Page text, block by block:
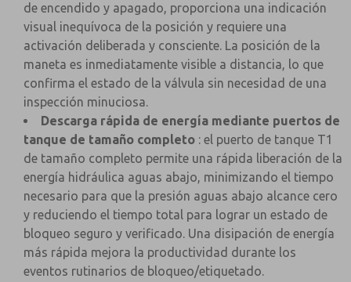
de encendido y apagado, proporciona una indicación
visual inequívoca de la posición y requiere una
activación deliberada y consciente. La posición de la
maneta es inmediatamente visible a distancia, lo que
confirma el estado de la válvula sin necesidad de una
inspección minuciosa.
Descarga rápida de energía mediante puertos de
tanque de tamaño completo : el puerto de tanque T1
de tamaño completo permite una rápida liberación de la
energía hidráulica aguas abajo, minimizando el tiempo
necesario para que la presión aguas abajo alcance cero
y reduciendo el tiempo total para lograr un estado de
bloqueo seguro y verificado. Una disipación de energía
más rápida mejora la productividad durante los
eventos rutinarios de bloqueo/etiquetado.